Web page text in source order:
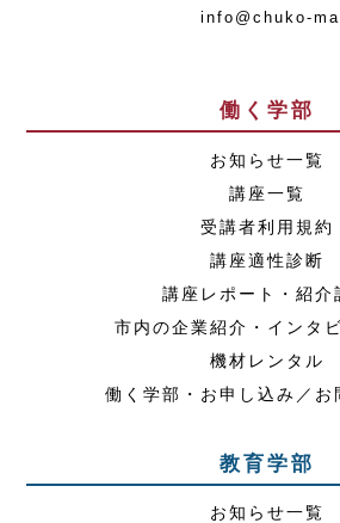
info@chuko-
働く学部
お知らせ一覧
講座一覧
受講者利用規約
講座適性診断
講座レポート・紹介
市内の企業紹介・インタ
機材レンタル
働く学部・お申し込み／お
教育学部
お知らせ一覧